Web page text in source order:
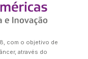
com o objetivo de
através do